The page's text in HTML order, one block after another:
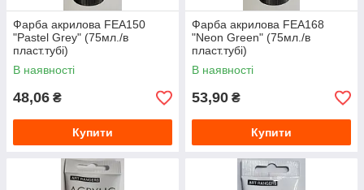
Фарба акрилова FEA150
"Pastel Grey" (75мл./в
пласт.тубі)
В наявності
48,06 ₴
Купити
Фарба акрилова FEA168
"Neon Green" (75мл./в
пласт.тубі)
В наявності
53,90 ₴
Купити